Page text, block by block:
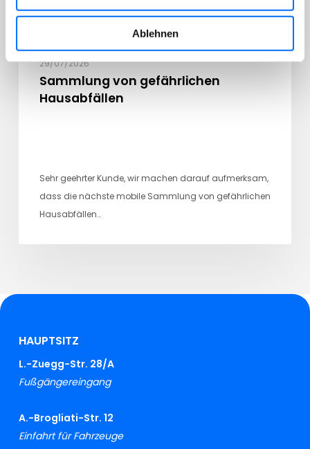
Ablehnen
29/07/2026
Sammlung von gefährlichen
Hausabfällen
Sehr geehrter Kunde, wir machen darauf aufmerksam,
dass die nächste mobile Sammlung von gefährlichen
Hausabfällen…
HAUPTSITZ
L.-Zuegg-Str. 28/A
Fußgängereingang
A.-Brogliati-Str. 12
Einfahrt für Fahrzeuge